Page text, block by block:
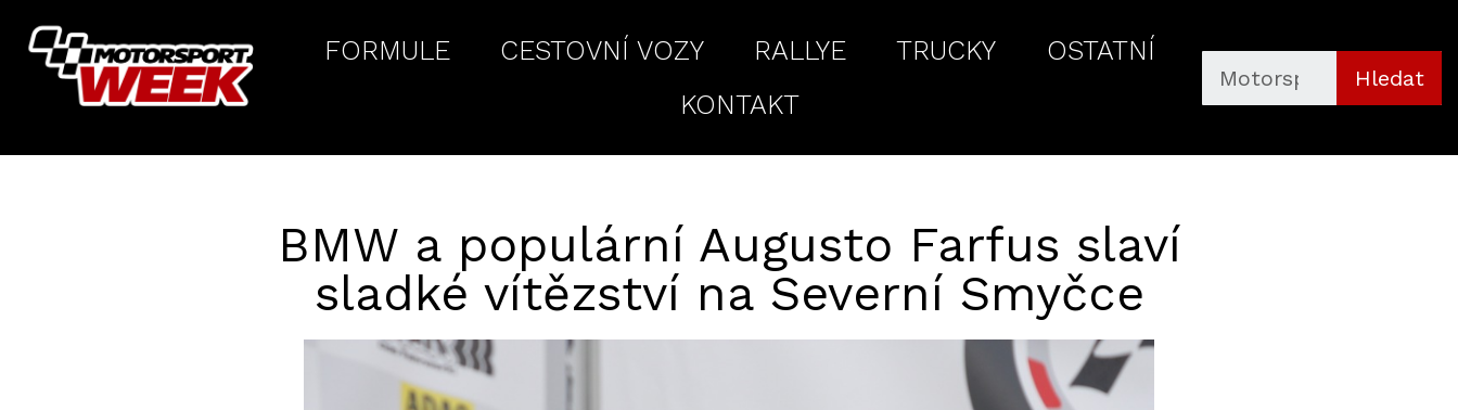
FORMULE CESTOVNÍ VOZY RALLYE TRUCKY
OSTATNÍ
KONTAKT
Hledat
BMW a populární Augusto Farfus slaví
sladké vítězství na Severní Smyčce